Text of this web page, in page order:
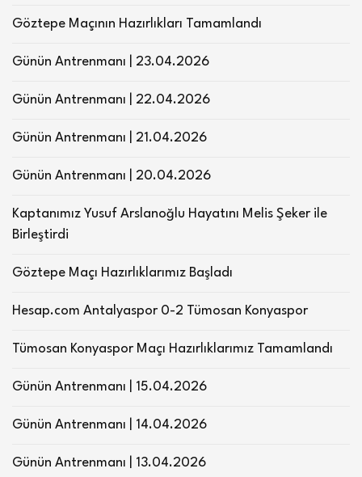
Göztepe Maçının Hazırlıkları Tamamlandı
Günün Antrenmanı | 23.04.2026
Günün Antrenmanı | 22.04.2026
Günün Antrenmanı | 21.04.2026
Günün Antrenmanı | 20.04.2026
Kaptanımız Yusuf Arslanoğlu Hayatını Melis Şeker ile
Birleştirdi
Göztepe Maçı Hazırlıklarımız Başladı
Hesap.com Antalyaspor 0-2 Tümosan Konyaspor
Tümosan Konyaspor Maçı Hazırlıklarımız Tamamlandı
Günün Antrenmanı | 15.04.2026
Günün Antrenmanı | 14.04.2026
Günün Antrenmanı | 13.04.2026